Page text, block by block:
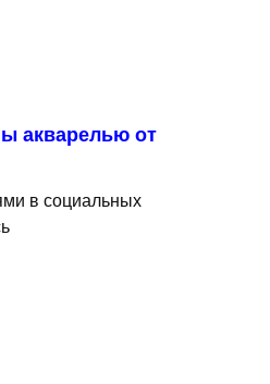
акварелью от
в социальных